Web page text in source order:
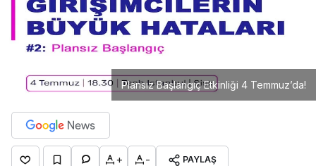
Plansız Başlangıç Etkinliği 4 Temmuz’da!
+ - PAYLAŞ